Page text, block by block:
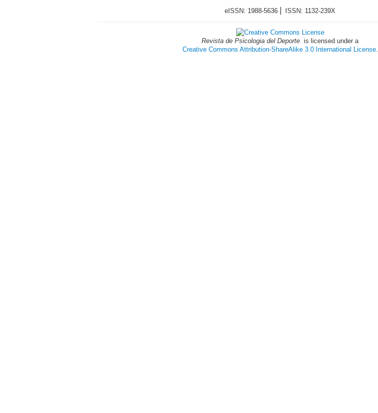
eISSN: 1988-5636 ⎜ ISSN: 1132-239X
Revista de Psicologia del Deporte is licensed under a
Creative Commons Attribution-ShareAlike 3.0 International License.